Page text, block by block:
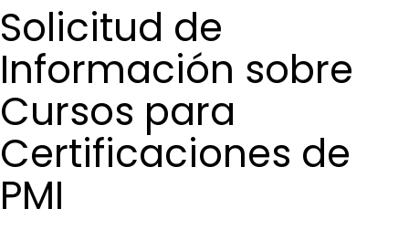
Solicitud de
Información sobre
Cursos para
Certificaciones de
PMI